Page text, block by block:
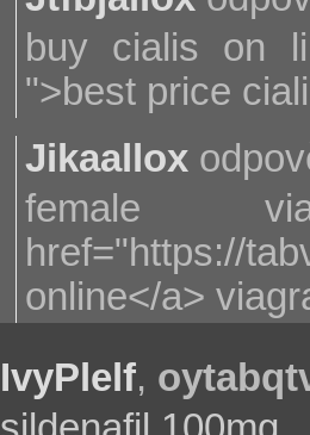
buy cialis on
">best price
Jikaallox
female
href="https://
online</a>
IvyPlelf,